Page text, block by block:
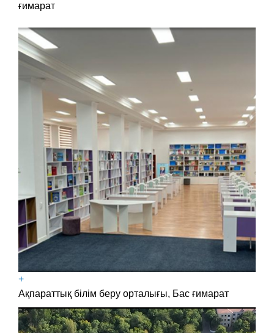
ғимарат
+
Ақпараттық білім беру орталығы, Бас ғимарат